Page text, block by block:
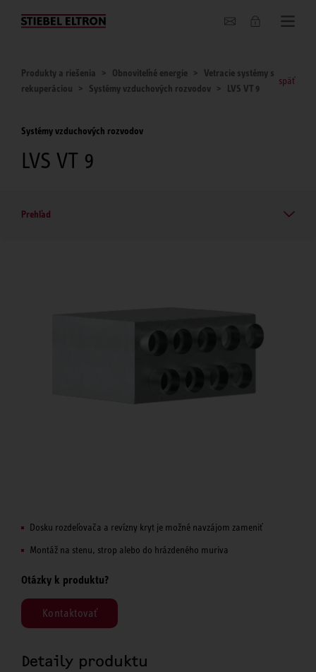
O nás
Produkty a riešenia Obnoviteľné energie
Vetracie systémy s
rekuperáciou
Systémy vzduchových rozvodov LVS VT 9
späť
Systémy vzduchových rozvodov
LVS VT 9
Prehľad
Dosku rozdeľovača a revízny kryt je možné navzájom zameniť
Montáž na stenu, strop alebo do hrázdeného muriva
Otázky k produktu?
Kontaktovať
Detaily produktu